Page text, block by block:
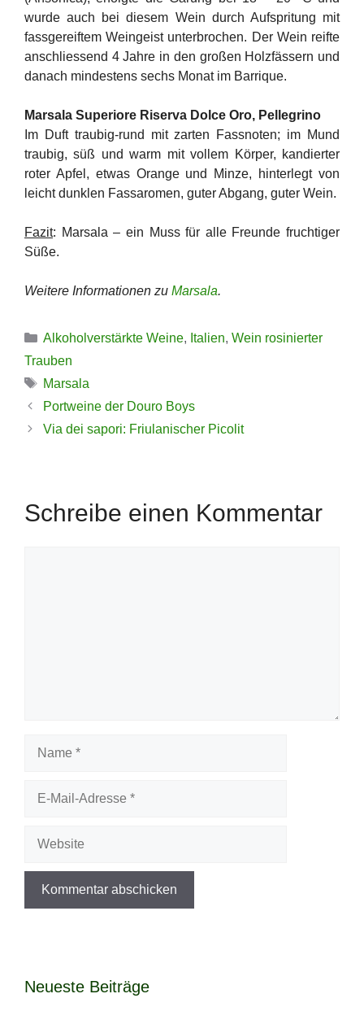
wurde auch bei diesem Wein durch Aufspritung mit
fassgereiftem Weingeist unterbrochen. Der Wein reifte
anschliessend 4 Jahre in den großen Holzfässern und
danach mindestens sechs Monat im Barrique.
Marsala Superiore Riserva Dolce Oro, Pellegrino
Im Duft traubig-rund mit zarten Fassnoten; im Mund
traubig, süß und warm mit vollem Körper, kandierter
roter Apfel, etwas Orange und Minze, hinterlegt von
leicht dunklen Fassaromen, guter Abgang, guter Wein.
Fazit: Marsala – ein Muss für alle Freunde fruchtiger
Süße.
Weitere Informationen zu Marsala.
Kategorien
Alkoholverstärkte Weine, Italien, Wein rosinierter
Trauben
Schlagwörter
Marsala
Portweine der Douro Boys
Via dei sapori: Friulanischer Picolit
Schreibe einen Kommentar
Neueste Beiträge